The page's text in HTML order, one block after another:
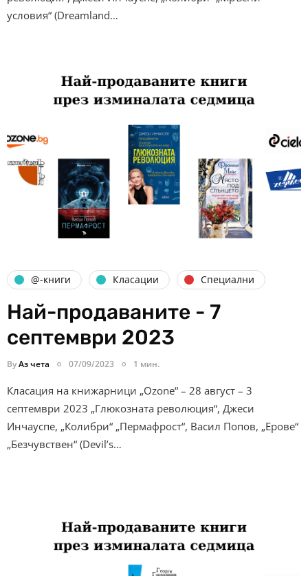
условия“ (Dreamland…
@-книги Класации Специални
Най-продаваните - 7
септември 2023
ByАз чета 07/09/2023 1 мин.
Класация на книжарници „Ozone“ – 28 август – 3
септември 2023 „Глюкозната революция“, Джеси
Инчауспе, „Колибри“ „Пермафрост“, Васил Попов, „Ерове“
„Безчувствен“ (Devil’s…